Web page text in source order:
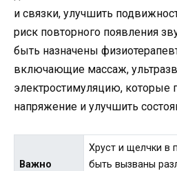
и связки, улучшить
риск повторного появления
быть назначены
включающие массаж,
электростимуляцию, которые
напряжение и улучшить
Важно
Хруст и щелчки в
быть вызваны